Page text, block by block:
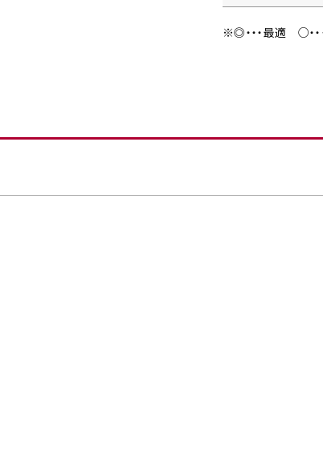
※◎・・・最適 ○・・